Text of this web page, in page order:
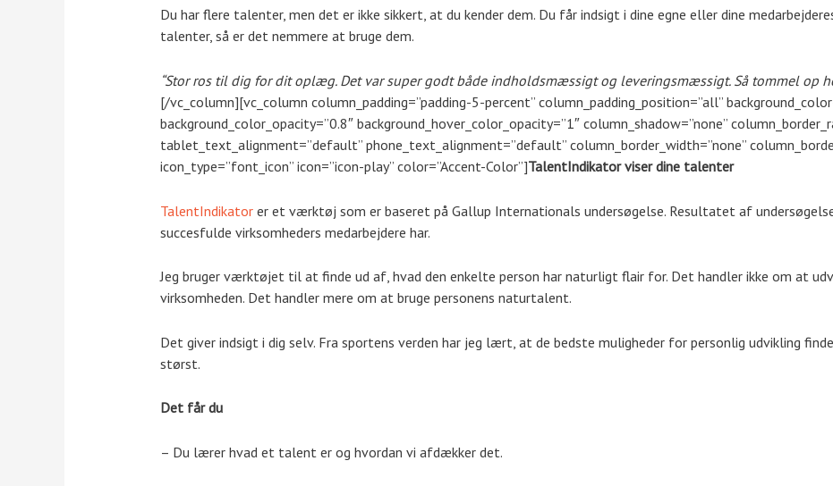
Du har flere talenter, men det er ikke sikkert, at du kender dem. Du får indsigt i dine egne eller dine
talenter, så er det nemmere at bruge dem.
“Stor ros til dig for dit oplæg. Det var super godt både indholdsmæssigt og leveringsmæssigt. Så tommel op
[/vc_column][vc_column column_padding=”padding-5-percent” column_padding_position=”all”
background_color_opacity=”0.8″ background_hover_color_opacity=”1″ column_shadow=”none”
tablet_text_alignment=”default” phone_text_alignment=”default” column_border_width=”none”
icon_type=”font_icon” icon=”icon-play” color=”Accent-Color”]TalentIndikator viser dine talenter
TalentIndikatorer et værktøj som er baseret på Gallup Internationals undersøgelse. Resultatet af
succesfulde virksomheders medarbejdere har.
Jeg bruger værktøjet til at finde ud af, hvad den enkelte person har naturligt flair for. Det handler ikke om at
virksomheden. Det handler mere om at bruge personens naturtalent.
Det giver indsigt i dig selv. Fra sportens verden har jeg lært, at de bedste muligheder for personlig udvikling
størst.
Det får du
– Du lærer hvad et talent er og hvordan vi afdækker det.